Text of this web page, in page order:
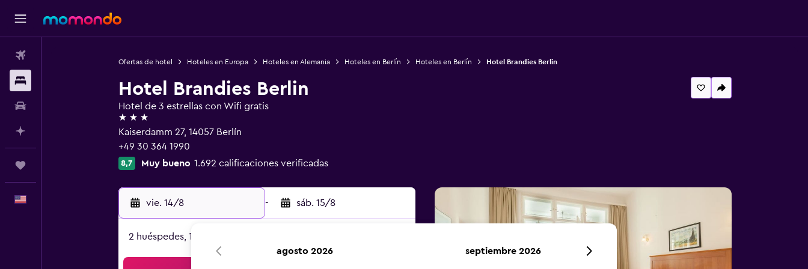
Ofertas de hotel Hoteles en Europa Hoteles en Alemania Hoteles en Berlín Hoteles en Berlín Hotel Brandies Berlin
Hotel Brandies Berlin
Hotel de 3 estrellas con Wifi gratis
3 estrellas
Kaiserdamm 27, 14057 Berlín
+49 30 364 1990
8,7 Muy bueno 1.692 calificaciones verificadas
vie. 14/8 - sáb. 15/8
2 huéspedes, 1 habitación
agosto 2026 septiembre 2026